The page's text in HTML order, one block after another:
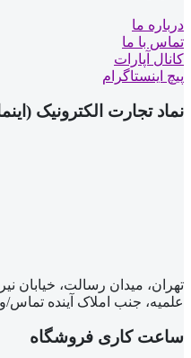
درباره ما
تماس با ما
کانال آپارات
پیچ اینستاگرام
نماد تجارت الکترونیک
تهران، میدان رسالت، خیابان
علمیه، جنب املاک آینده تماس/واتس اپ/
ساعت کاری فروشگاه